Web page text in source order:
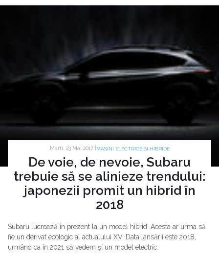
Marti, 23 Mai 2017 | MASINI ELECTRICE SI HIBRIDE
De voie, de nevoie, Subaru
trebuie să se alinieze trendului:
japonezii promit un hibrid în
2018
Subaru lucrează în prezent la un model hibrid. Acesta ar urma să
fie un derivat ecologic al actualului XV. Data lansării este 2018,
urmând ca în 2021 să vedem și un model electric.